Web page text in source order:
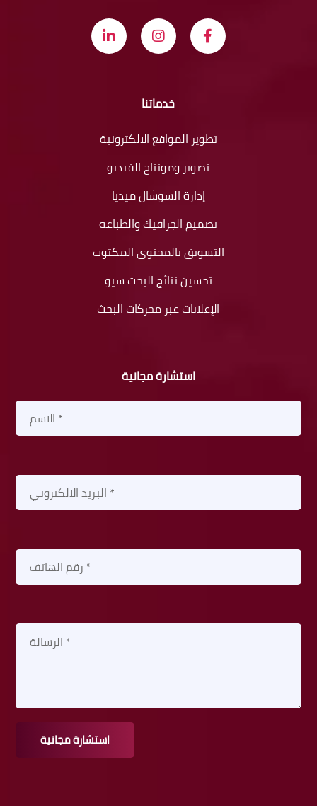
خدماتنا
تطوير المواقع الالكترونية
تصوير ومونتاج الفيديو
إدارة السوشال ميديا
تصميم الجرافيك والطباعة
التسويق بالمحتوى المكتوب
تحسين نتائج البحث سيو
الإعلانات عبر محركات البحث
استشارة مجانية